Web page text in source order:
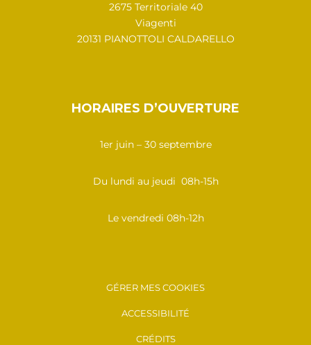
2675 Territoriale 40
Viagenti
20131 PIANOTTOLI CALDARELLO
HORAIRES D’OUVERTURE
1er juin – 30 septembre
Du lundi au jeudi 08h-15h
Le vendredi 08h-12h
GÉRER MES COOKIES
ACCESSIBILITÉ
CRÉDITS